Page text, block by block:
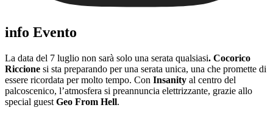
info Evento
La data del 7 luglio non sarà solo una serata qualsiasi. Cocorico
Riccione si sta preparando per una serata unica, una che promette di
essere ricordata per molto tempo. Con Insanity al centro del
palcoscenico, l’atmosfera si preannuncia elettrizzante, grazie allo
special guest Geo From Hell.